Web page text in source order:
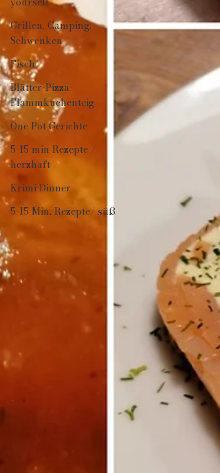
Grillen, Camping,
Schwenken
Fisch
Blätter-Pizza-
Flammkuchenteig
One Pot Gerichte
5-15 min Rezepte /
herzhaft
Krimi Dinner
5-15 Min. Rezepte/ süß